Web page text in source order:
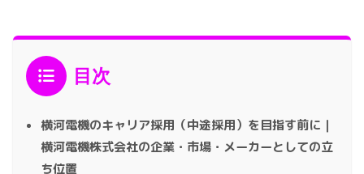
目次
横河電機のキャリア採用（中途採用）を目指す前に｜
横河電機株式会社の企業・市場・メーカーとしての立
ち位置